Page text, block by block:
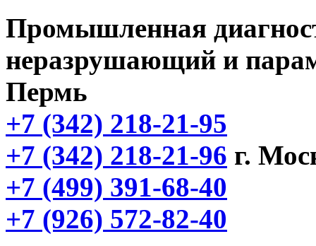
Промышленная
неразрушающий и
Пермь
+7 (342) 218-21-95
+7 (342) 218-21-96 г.
+7 (499) 391-68-40
+7 (926) 572-82-40